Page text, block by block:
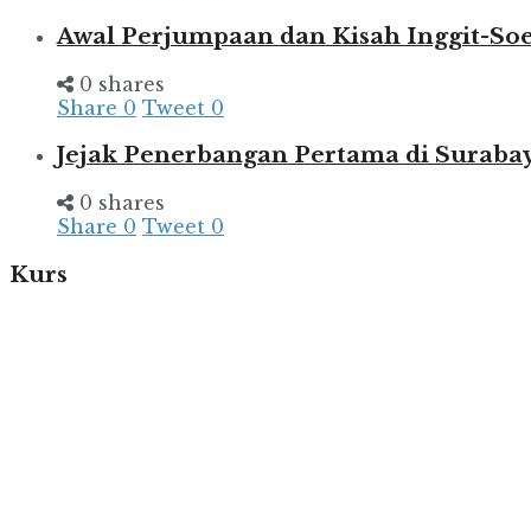
Awal Perjumpaan dan Kisah Inggit-
0 shares
Share 0 Tweet 0
Jejak Penerbangan Pertama di
0 shares
Share 0 Tweet 0
Kurs